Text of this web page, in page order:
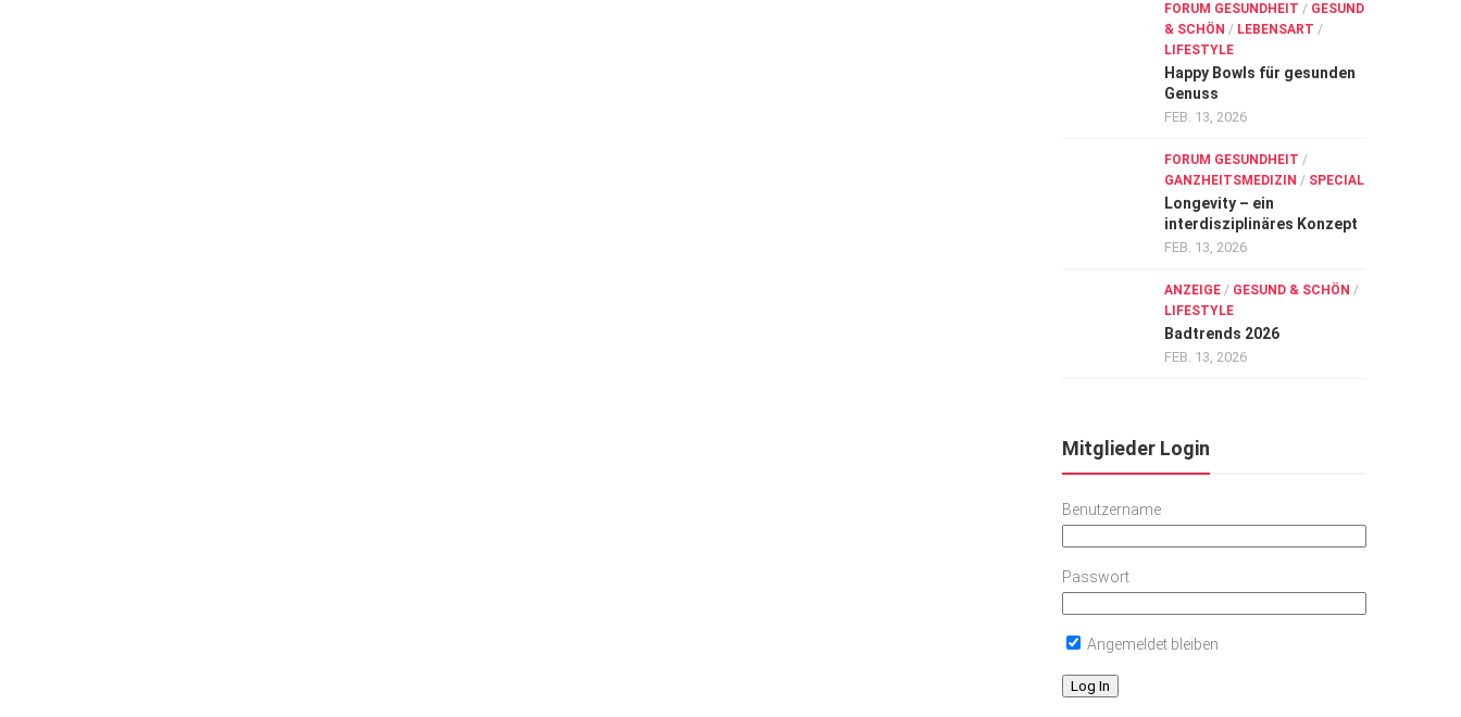
FORUM GESUNDHEIT / GESUND
& SCHÖN / LEBENSART /
LIFESTYLE
Happy Bowls für gesunden
Genuss
FEB. 13, 2026
FORUM GESUNDHEIT /
GANZHEITSMEDIZIN / SPECIAL
Longevity – ein
interdisziplinäres Konzept
FEB. 13, 2026
ANZEIGE / GESUND & SCHÖN /
LIFESTYLE
Badtrends 2026
FEB. 13, 2026
Mitglieder Login
Benutzername
Passwort
Angemeldet bleiben